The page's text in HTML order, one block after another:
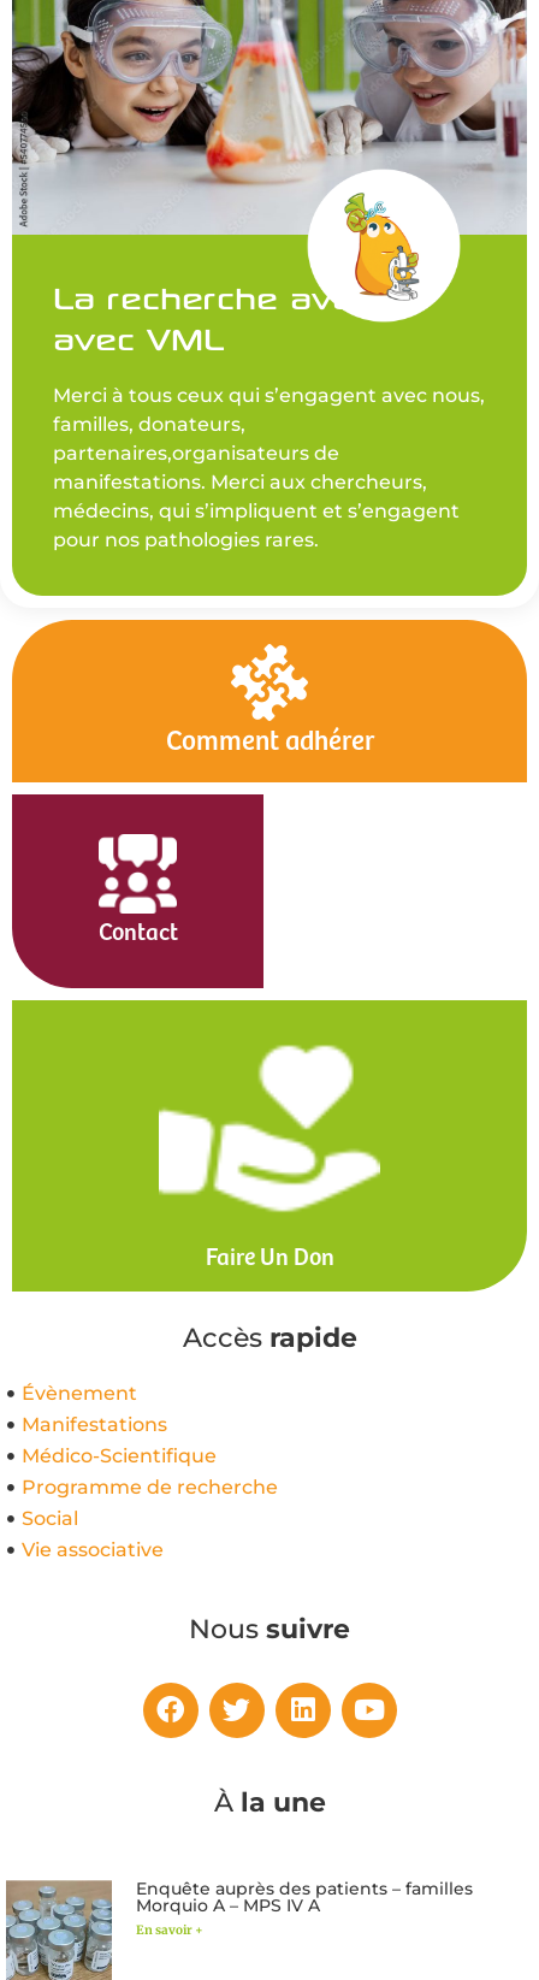
La recherche avance
avec VML
Merci à tous ceux qui s’engagent avec nous,
familles, donateurs,
partenaires,organisateurs de
manifestations. Merci aux chercheurs,
médecins, qui s’impliquent et s’engagent
pour nos pathologies rares.
Comment adhérer
Contact
Faire Un Don
Accès rapide
Évènement
Manifestations
Médico-Scientifique
Programme de recherche
Social
Vie associative
Nous suivre
À la une
Enquête auprès des patients – familles
Morquio A – MPS IV A
En savoir +